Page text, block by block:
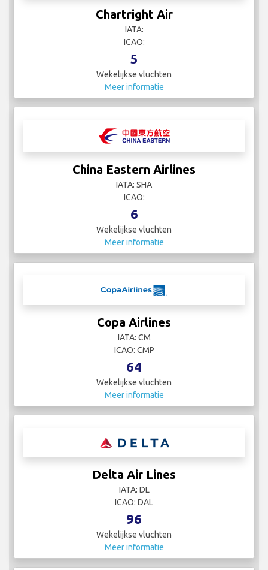
Chartright Air
IATA:
ICAO:
5
Wekelijkse vluchten
Meer informatie
China Eastern Airlines
IATA: SHA
ICAO:
6
Wekelijkse vluchten
Meer informatie
Copa Airlines
IATA: CM
ICAO: CMP
64
Wekelijkse vluchten
Meer informatie
Delta Air Lines
IATA: DL
ICAO: DAL
96
Wekelijkse vluchten
Meer informatie